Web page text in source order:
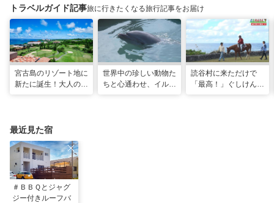
トラベルガイド記事旅に行きたくなる旅行記事をお届け
宮古島のリゾート地に
新たに誕生！大人の特
世界中の珍しい動物た
ちと心通わせ、イルカ
読谷村に来ただけで
「最高！」ぐしけんさ
最近見た宿
＃ＢＢＱとジャグ
ジー付きルーフバ